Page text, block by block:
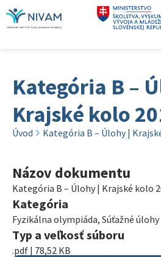
Kategória B –
Krajské kolo
Úvod Kategória B – Úlohy |
Názov dokumentu
Kategória B – Úlohy | Krajské kolo
Kategória
Fyzikálna olympiáda, Súťažné
Typ a veľkosť súboru
.pdf | 78,52 KB